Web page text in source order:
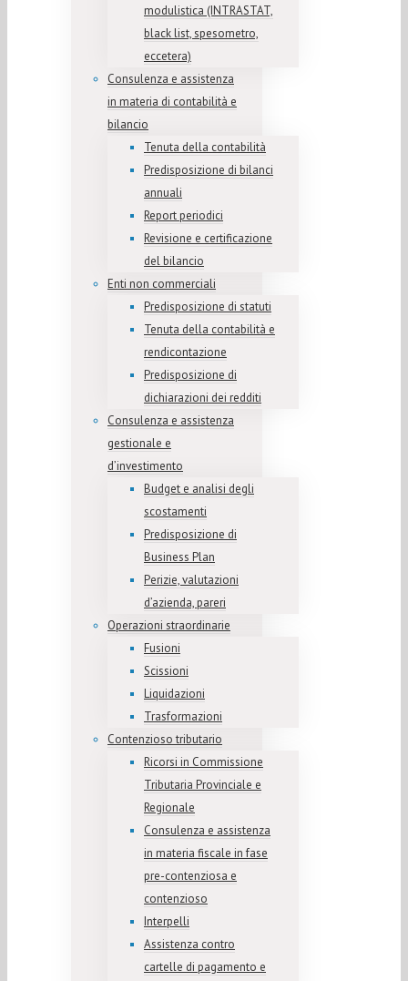
modulistica (INTRASTAT,
black list, spesometro,
eccetera)
Consulenza e assistenza
in materia di contabilità e
bilancio
Tenuta della contabilità
Predisposizione di bilanci
annuali
Report periodici
Revisione e certificazione
del bilancio
Enti non commerciali
Predisposizione di statuti
Tenuta della contabilità e
rendicontazione
Predisposizione di
dichiarazioni dei redditi
Consulenza e assistenza
gestionale e
d’investimento
Budget e analisi degli
scostamenti
Predisposizione di
Business Plan
Perizie, valutazioni
d’azienda, pareri
Operazioni straordinarie
Fusioni
Scissioni
Liquidazioni
Trasformazioni
Contenzioso tributario
Ricorsi in Commissione
Tributaria Provinciale e
Regionale
Consulenza e assistenza
in materia fiscale in fase
pre-contenziosa e
contenzioso
Interpelli
Assistenza contro
cartelle di pagamento e